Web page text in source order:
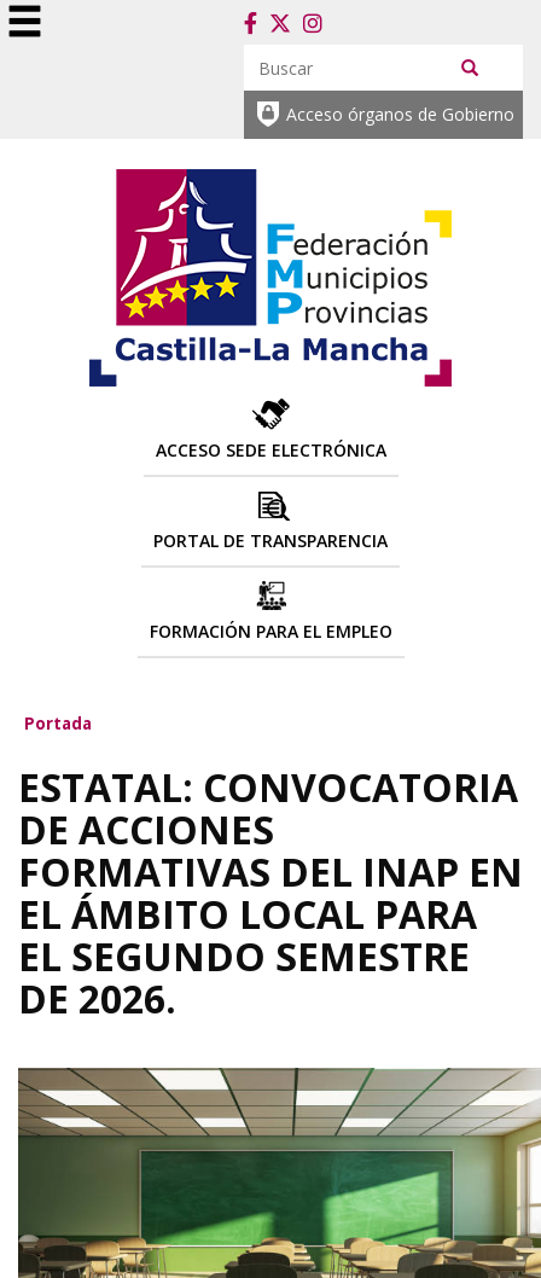
Acceso órganos de Gobierno
ACCESO SEDE ELECTRÓNICA
PORTAL DE TRANSPARENCIA
FORMACIÓN PARA EL EMPLEO
Portada
ESTATAL: CONVOCATORIA
DE ACCIONES
FORMATIVAS DEL INAP EN
EL ÁMBITO LOCAL PARA
EL SEGUNDO SEMESTRE
DE 2026.